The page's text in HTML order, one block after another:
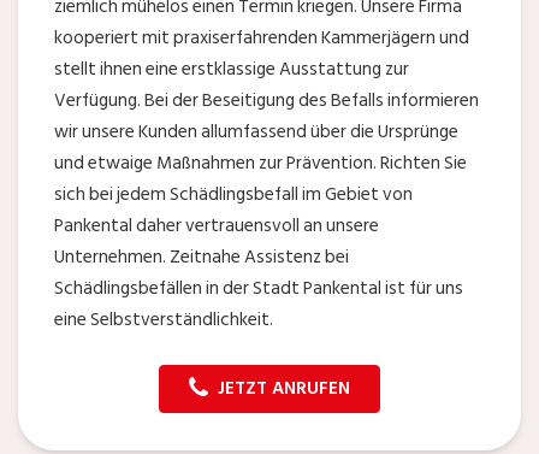
ziemlich mühelos einen Termin kriegen. Unsere Firma
kooperiert mit praxiserfahrenden Kammerjägern und
stellt ihnen eine erstklassige Ausstattung zur
Verfügung. Bei der Beseitigung des Befalls informieren
wir unsere Kunden allumfassend über die Ursprünge
und etwaige Maßnahmen zur Prävention. Richten Sie
sich bei jedem Schädlingsbefall im Gebiet von
Pankental daher vertrauensvoll an unsere
Unternehmen. Zeitnahe Assistenz bei
Schädlingsbefällen in der Stadt Pankental ist für uns
eine Selbstverständlichkeit.
JETZT ANRUFEN